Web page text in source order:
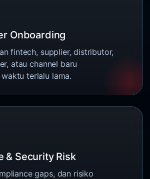
Onboarding
fintech, supplier, distributor,
atau channel baru
terlalu lama.
& Security Risk
gaps, dan risiko